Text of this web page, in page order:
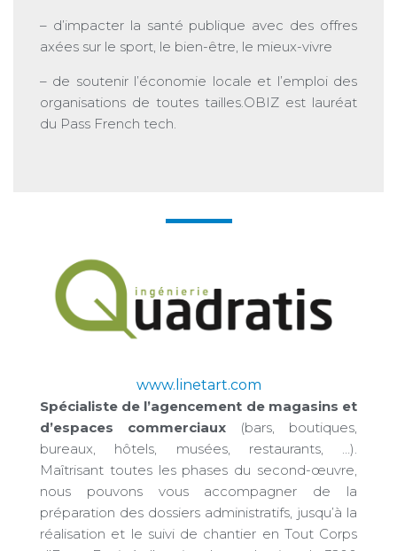
– d’impacter la santé publique avec des offres
axées sur le sport, le bien-être, le mieux-vivre
– de soutenir l’économie locale et l’emploi des
organisations de toutes tailles.OBIZ est lauréat
du Pass French tech.
Spécialiste de l’agencement de magasins et
d’espaces commerciaux (bars, boutiques,
bureaux, hôtels, musées, restaurants, …).
Maîtrisant toutes les phases du second-œuvre,
nous pouvons vous accompagner de la
préparation des dossiers administratifs, jusqu’à la
réalisation et le suivi de chantier en Tout Corps
www.linetart.com